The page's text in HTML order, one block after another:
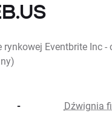
Eventbrite Inc -
- Dźwignia